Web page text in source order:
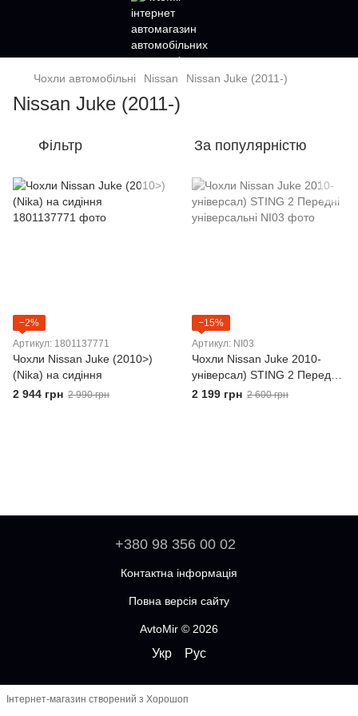
Чохли автомобільні Nissan Nissan Juke (2011-)
Nissan Juke (2011-)
Фільтр За популярністю
−2%
Артикул: 1801137771
Чохли Nissan Juke (2010>)
(Nika) на сидіння
2 944 грн 2 990 грн
−15%
Артикул: NI03
Чохли Nissan Juke 2010-
універсал) STING 2 Передні
універсальні
2 199 грн 2 600 грн
+380 98 356 00 02
Контактна інформація
Повна версія сайту
AvtoMir © 2026
Укр Рус
Інтернет-магазин створений з Хорошоп